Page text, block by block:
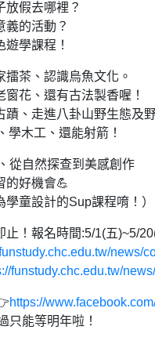
放假去哪裡？
義的活動？
學課程！
擂茶、認識烏魚文化。
花、還有古法製香喔！
蹟、走進八卦山野生態及
學木工、還能射箭！
從自然探查到美感創作
的好機會💪
學童設計的Sup課程唷！）
止！報名時間:5/1(五)~5/
news/
funstudy.chc.edu.tw/
https://
只能等明年啦！